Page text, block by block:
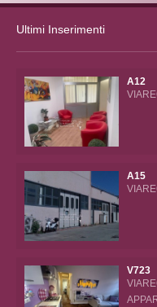
Ultimi Inserimenti
A12
A15
V723